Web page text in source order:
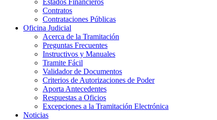
Estados Financieros
Contratos
Contrataciones Públicas
Oficina Judicial
Acerca de la Tramitación
Preguntas Frecuentes
Instructivos y Manuales
Tramite Fácil
Validador de Documentos
Criterios de Autorizaciones de Poder
Aporta Antecedentes
Respuestas a Oficios
Excepciones a la Tramitación Electrónica
Noticias